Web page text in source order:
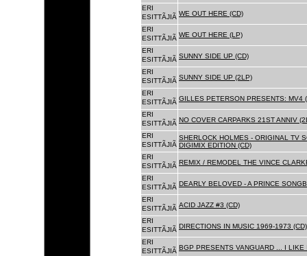
ERI
ESITTÃJIÃ WE OUT HERE (CD)
ERI
ESITTÃJIÃ WE OUT HERE (LP)
ERI
ESITTÃJIÃ SUNNY SIDE UP (CD)
ERI
ESITTÃJIÃ SUNNY SIDE UP (2LP)
ERI
ESITTÃJIÃ GILLES PETERSON PRESENTS: MV4
ERI
ESITTÃJIÃ NO COVER CARPARKS 21ST ANNIV
ERI
ESITTÃJIÃ
SHERLOCK HOLMES - ORIGINAL TV
DIGIMIX EDITION (CD)
ERI
ESITTÃJIÃ REMIX / REMODEL THE VINCE
ERI
ESITTÃJIÃ DEARLY BELOVED - A PRINCE
ERI
ESITTÃJIÃ ACID JAZZ #3 (CD)
ERI
ESITTÃJIÃ DIRECTIONS IN MUSIC 1969-1973 (CD)
ERI
ESITTÃJIÃ BGP PRESENTS VANGUARD ... I LIKE